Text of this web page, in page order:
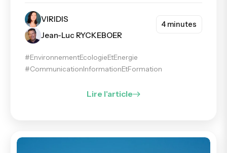
VIRIDIS
Jean-Luc RYCKEBOER
4 minutes
#EnvironnementEcologieEtEnergie
#CommunicationInformationEtFormation
Lire l'article